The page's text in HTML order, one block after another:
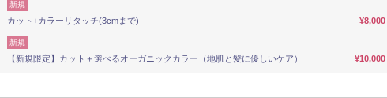
新規
カット+カラーリタッチ(3cmまで) ¥8,000
新規
【新規限定】カット＋選べるオーガニックカラー（地肌と髪に優しいケア） ¥10,000